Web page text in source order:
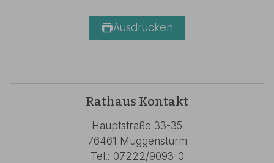
Ausdrucken
Rathaus Kontakt
Hauptstraße 33-35
76461 Muggensturm
Tel.: 07222/9093-0